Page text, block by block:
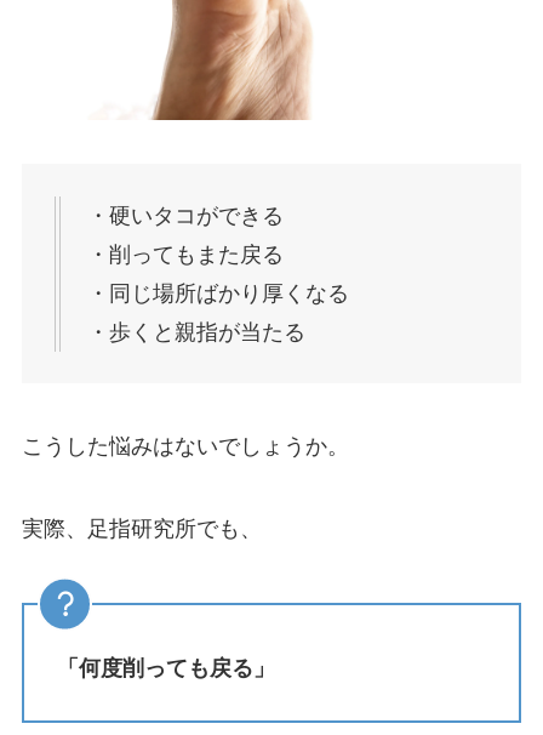
・硬いタコができる
・削ってもまた戻る
・同じ場所ばかり厚くなる
・歩くと親指が当たる
こうした悩みはないでしょうか。
実際、足指研究所でも、
「何度削っても戻る」